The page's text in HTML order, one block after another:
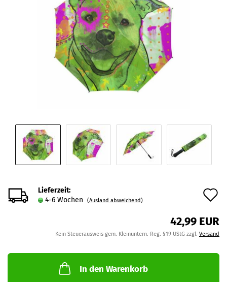
Lieferzeit:
4-6 Wochen
(Ausland abweichend)
42,99 EUR
Kein Steuerausweis gem. Kleinuntern.-Reg. §19 UStG zzgl. Versand
In den Warenkorb